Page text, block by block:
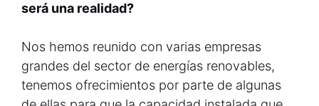
será una realidad?
Nos hemos reunido con varias empresas
grandes del sector de energías renovables,
tenemos ofrecimientos por parte de algunas